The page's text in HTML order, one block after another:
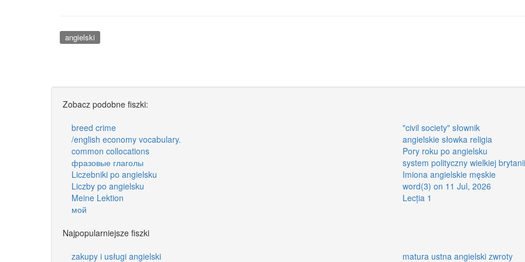
angielski
Zobacz podobne fiszki:
breed crime
"civil society" słownik
/english economy vocabulary.
angielskie słowka religia
common collocations
Pory roku po angielsku
фразовые глаголы
system polityczny wielkiej brytanii
Liczebniki po angielsku
Imiona angielskie męskie
Liczby po angielsku
word(3) on 11 Jul, 2026
Meine Lektion
Lecția 1
мой
Najpopularniejsze fiszki
zakupy i usługi angielski
matura ustna angielski zwroty